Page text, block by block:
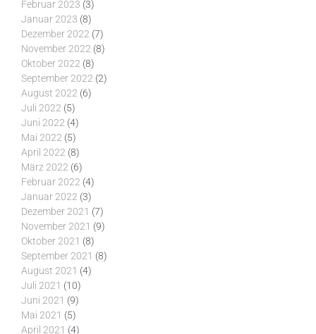
Februar 2023 (3)
Januar 2023 (8)
Dezember 2022 (7)
November 2022 (8)
Oktober 2022 (8)
September 2022 (2)
August 2022 (6)
Juli 2022 (5)
Juni 2022 (4)
Mai 2022 (5)
April 2022 (8)
März 2022 (6)
Februar 2022 (4)
Januar 2022 (3)
Dezember 2021 (7)
November 2021 (9)
Oktober 2021 (8)
September 2021 (8)
August 2021 (4)
Juli 2021 (10)
Juni 2021 (9)
Mai 2021 (5)
April 2021 (4)